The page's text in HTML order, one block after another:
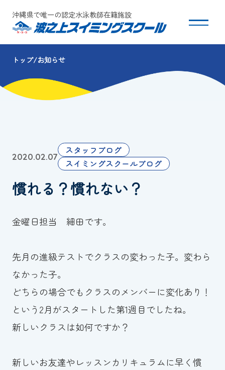
沖縄県で唯一の認定水泳教師在籍施設
スクールについて
コース・クラス紹介
団体会員募集
保護者の方へ
採用情報
カレンダー
波スイタイムズ
お問い合わせ
トップ お知らせ
2020.02.07
スタッフブログ
スイミングスクールブログ
慣れる？慣れない？
金曜日担当 細田です。
先月の進級テストでクラスの変わった子。変わら
なかった子。
どちらの場合でもクラスのメンバーに変化あり！
という2月がスタートした第1週目でしたね。
新しいクラスは如何ですか？
新しいお友達やレッスンカリキュラムに早く慣